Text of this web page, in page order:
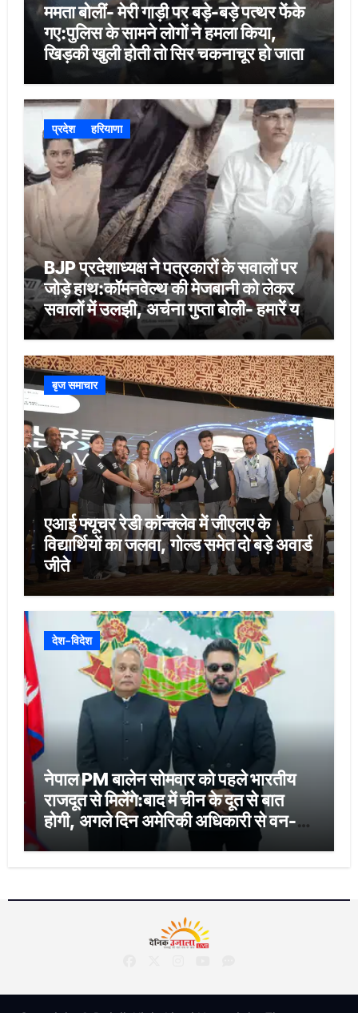
ममता बोलीं- मेरी गाड़ी पर बड़े-बड़े पत्थर फेंके
गए:पुलिस के सामने लोगों ने हमला किया,
खिड़की खुली होती तो सिर चकनाचूर हो जाता
प्रदेश हरियाणा
BJP प्रदेशाध्यक्ष ने पत्रकारों के सवालों पर
जोड़े हाथ:कॉमनवेल्थ की मेजबानी को लेकर
सवालों में उलझी, अर्चना गुप्ता बोली- हमारें यहां
ऐसी व्यवस्थाएं नहीं
बृज समाचार
एआई फ्यूचर रेडी कॉन्क्लेव में जीएलए के
विद्यार्थियों का जलवा, गोल्ड समेत दो बड़े अवार्ड
जीते
देश-विदेश
नेपाल PM बालेन सोमवार को पहले भारतीय
राजदूत से मिलेंगे:बाद में चीन के दूत से बात
होगी, अगले दिन अमेरिकी अधिकारी से वन-
टू-वन बैठक